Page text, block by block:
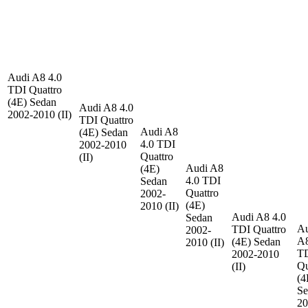
Audi A8 4.0
TDI Quattro
(4E) Sedan
2002-2010 (II)
Audi A8 4.0
TDI Quattro
(4E) Sedan
2002-2010
(II)
Audi A8
4.0 TDI
Quattro
(4E)
Sedan
2002-
2010 (II)
Audi A8
4.0 TDI
Quattro
(4E)
Sedan
2002-
2010 (II)
Audi A8 4.0
TDI Quattro
(4E) Sedan
2002-2010
(II)